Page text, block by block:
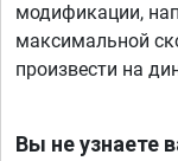
модификации,
максимальной
произвести на
Вы не узнаете